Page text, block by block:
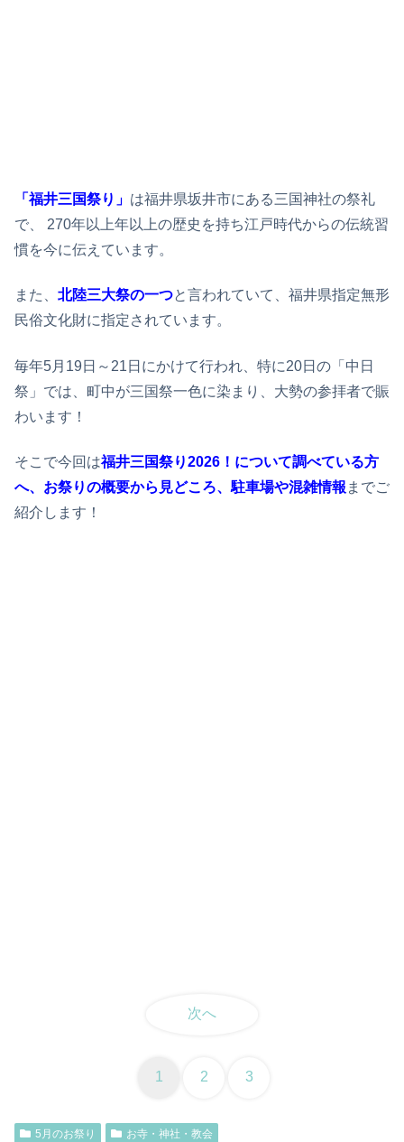
「福井三国祭り」 は福井県坂井市にある三国神社の祭礼
で、 270年以上年以上の歴史を持ち江戸時代からの伝統習
慣を今に伝えています。
また、 北陸三大祭の一つと言われていて、福井県指定無形
民俗文化財に指定されています。
毎年5月19日～21日にかけて行われ、特に20日の「中日
祭」では、町中が三国祭一色に染まり、大勢の参拝者で賑
わいます！
そこで今回は福井三国祭り2026！について調べている方
へ、お祭りの概要から見どころ、駐車場や混雑情報 までご
紹介します！
次へ
1 2 3
5月のお祭り お寺・神社・教会